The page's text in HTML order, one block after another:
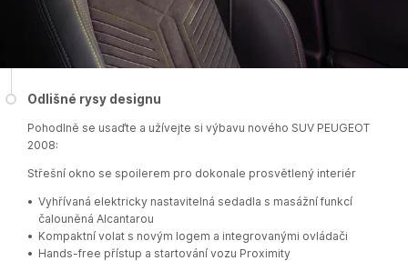
Odlišné rysy designu
Pohodlně se usaďte a užívejte si výbavu nového SUV PEUGEOT
2008:
Střešní okno se spoilerem pro dokonale prosvětlený interiér
Vyhřívaná elektricky nastavitelná sedadla s masážní funkcí
čalouněná Alcantarou
Kompaktní volat s novým logem a integrovanými ovládači
Hands-free přístup a startování vozu Proximity